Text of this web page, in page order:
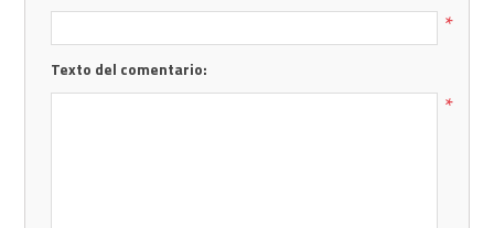
*
Texto del comentario:
*